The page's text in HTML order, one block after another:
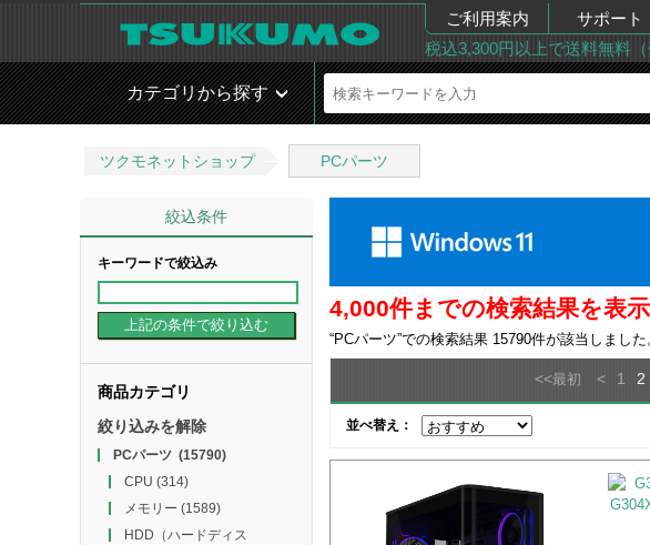
ご利用案内 サポート
税込3,300円以上で送料無料
カテゴリから探す
ツクモネットショップ PCパーツ
絞込条件
キーワードで絞込み
商品カテゴリ
絞り込みを解除
PCパーツ (15790)
CPU (314)
メモリー (1589)
HDD（ハードディス
4,000件までの検索結果を表
“PCパーツ”での検索結果 15790件が該当しました
<<最初 < 1 2
並べ替え：